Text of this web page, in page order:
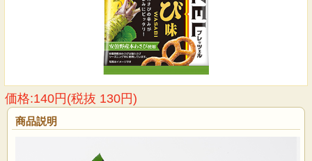
価格:140円(税抜 130円)
商品説明